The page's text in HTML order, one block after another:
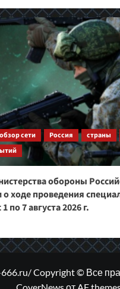
обзор сети Россия страны
обороны
ходе проведения
по 7 августа 2026 г.
Copyright © Все